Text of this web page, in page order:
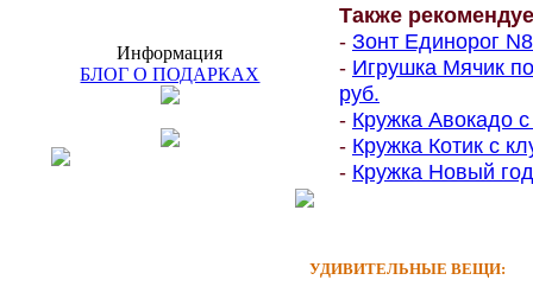
Информация
БЛОГ О ПОДАРКАХ
Также
- Зонт Единорог
- Игрушка Мячик
руб.
- Кружка Авокадо
- Кружка Котик с
- Кружка Новый
УДИВИТЕЛЬНЫЕ ВЕЩИ: